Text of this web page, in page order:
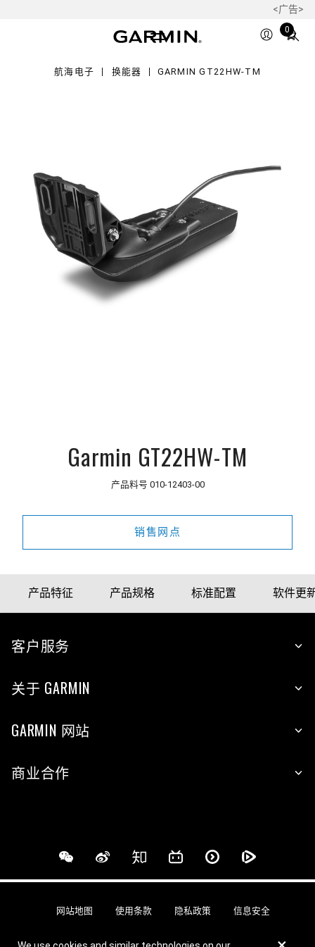
<广告>
0
Total
航海电子 换能器 GARMIN GT22HW-TM
Garmin GT22HW-TM
产品料号 010-12403-00
销售网点
产品特征 产品规格 标准配置 软件更
客户服务
关于 GARMIN
GARMIN 网站
商业合作
网站地图 使用条款 隐私政策 信息安全